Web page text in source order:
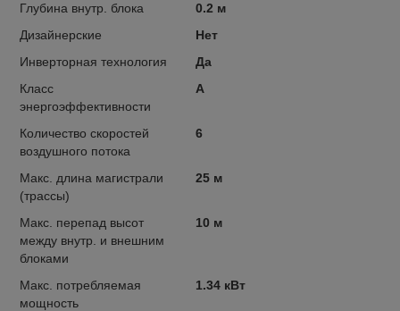
Глубина внутр. блока
0.2 м
Дизайнерские
Нет
Инверторная технология
Да
Класс
энергоэффективности
A
Количество скоростей
воздушного потока
6
Макс. длина магистрали
(трассы)
25 м
Макс. перепад высот
между внутр. и внешним
блоками
10 м
Макс. потребляемая
мощность
1.34 кВт